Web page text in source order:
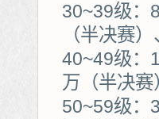
30~39级：
（半决赛
40~49级：
万（半决
50~59级：